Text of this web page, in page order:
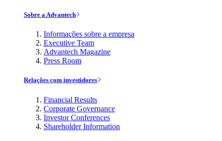
Sobre a Advantech
Informações sobre a empresa
Executive Team
Advantech Magazine
Press Room
Relações com investidores
Financial Results
Corporate Governance
Investor Conferences
Shareholder Information